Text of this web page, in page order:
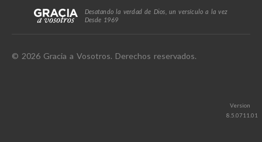
Desatando la verdad de Dios, un versículo a la vez
Desde 1969
© 2026 Gracia a Vosotros. Derechos reservados.
Version
8.5.0711.01